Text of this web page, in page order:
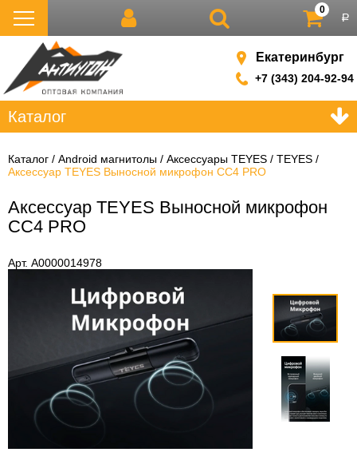
0
р
Екатеринбург
+7 (343) 204-92-94
Каталог
Каталог Android магнитолы Аксессуары TEYES
TEYES
Аксессуар TEYES Выносной микрофон CC4 PRO
Аксессуар TEYES Выносной микрофон
CC4 PRO
Арт. А0000014978